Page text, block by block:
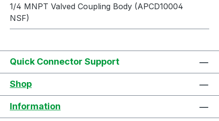
1/4 MNPT Valved Coupling Body (APCD10004
NSF)
Quick Connector Support
Shop
Information